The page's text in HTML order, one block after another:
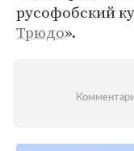
русофобский
Трюдо».